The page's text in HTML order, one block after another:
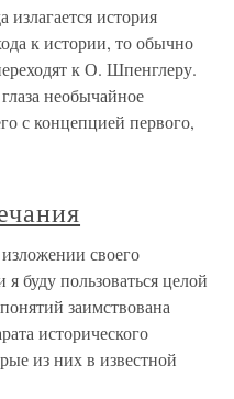
история
к истории, то обычно
к О. Шпенглеру.
необычайное
с концепцией первого,
своего
буду пользоваться целой
заимствована
исторического
из них в известной